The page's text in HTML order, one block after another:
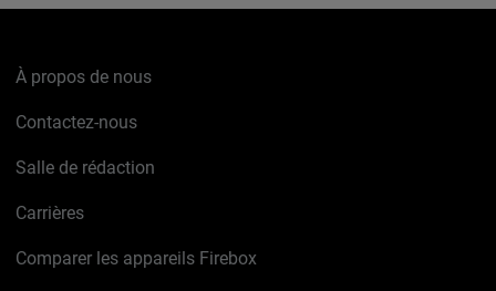
À propos de nous
Contactez-nous
Salle de rédaction
Carrières
Comparer les appareils Firebox